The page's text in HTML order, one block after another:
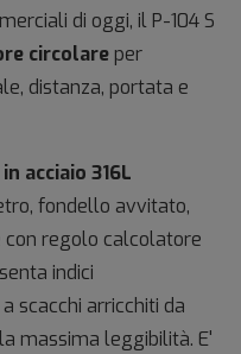
di oggi, il P-104 S
circolare per
distanza, portata e
acciaio 316L
fondello avvitato,
regolo calcolatore
indici
scacchi arricchiti da
massima leggibilità. E'